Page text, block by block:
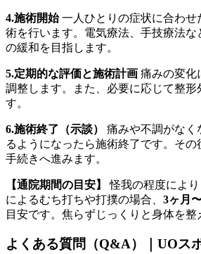
4.施術開始 一人ひとりの症状に合わ
術を行います。電気療法、手技療法な
の緩和を目指します。
5.定期的な評価と施術計画 痛みの変化
調整します。また、必要に応じて整形
す。
6.施術終了（示談）
痛みや不調がなく
るようになったら施術終了です。そ
手続きへ進みます。
【通院期間の目安】
怪我の程度によ
によるむち打ちや打撲の場合、 3ヶ月
目安です。焦らずじっくりと身体を整
よくある質問（Q&A）｜UOス